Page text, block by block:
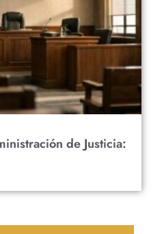
de Justicia: